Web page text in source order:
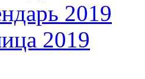
2019
2019